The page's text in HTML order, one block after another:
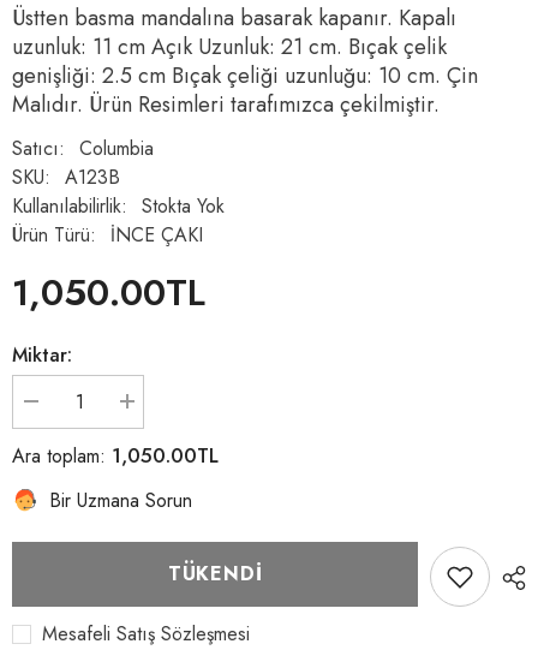
Üstten basma mandalına basarak kapanır. Kapalı
uzunluk: 11 cm Açık Uzunluk: 21 cm. Bıçak çelik
genişliği: 2.5 cm Bıçak çeliği uzunluğu: 10 cm. Çin
Malıdır. Ürün Resimleri tarafımızca çekilmiştir.
Satıcı:
Columbia
SKU:
A123B
Kullanılabilirlik:
Stokta Yok
Ürün Türü:
İNCE ÇAKI
Normal
fiyat
1,050.00TL
Miktar:
Columbia
A123-
B
seri
TR
Columbia
A123-
B
seri
miktarı
Ara toplam: 1,050.00TL
Bir Uzmana Sorun
TÜKENDI
Mesafeli Satış Sözleşmesi